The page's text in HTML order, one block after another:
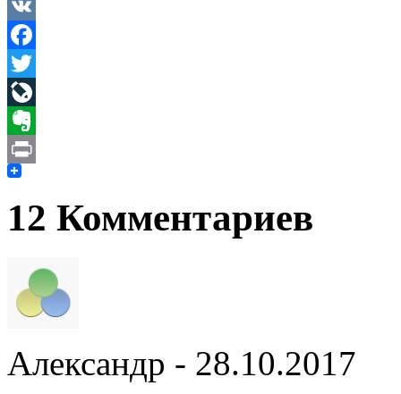
LinkedIn
VK
Facebook
Twitter
LiveJournal
Evernote
Print
12 Комментариев
Александр - 28.10.2017